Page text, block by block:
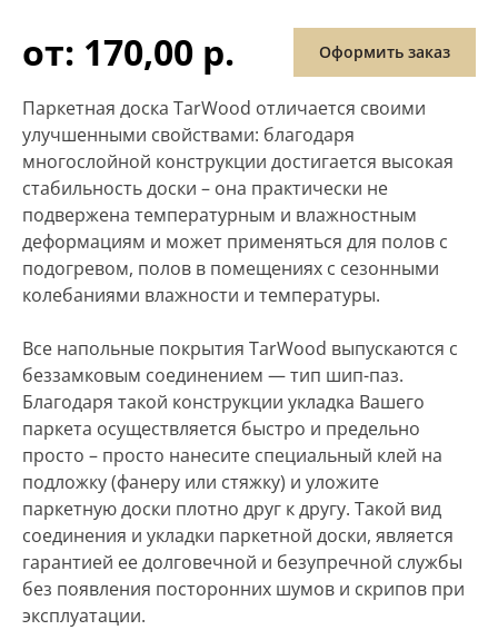
от: 170,00 р. Оформить заказ
Паркетная доска TarWood отличается своими
улучшенными свойствами: благодаря
многослойной конструкции достигается высокая
стабильность доски – она практически не
подвержена температурным и влажностным
деформациям и может применяться для полов с
подогревом, полов в помещениях с сезонными
колебаниями влажности и температуры.
Все напольные покрытия TarWood выпускаются с
беззамковым соединением — тип шип-паз.
Благодаря такой конструкции укладка Вашего
паркета осуществляется быстро и предельно
просто – просто нанесите специальный клей на
подложку (фанеру или стяжку) и уложите
паркетную доски плотно друг к другу. Такой вид
соединения и укладки паркетной доски, является
гарантией ее долговечной и безупречной службы
без появления посторонних шумов и скрипов при
эксплуатации.